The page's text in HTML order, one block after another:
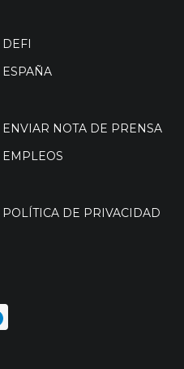
DEFI
ESPAÑA
ENVIAR NOTA DE PRENSA
EMPLEOS
POLÍTICA DE PRIVACIDAD